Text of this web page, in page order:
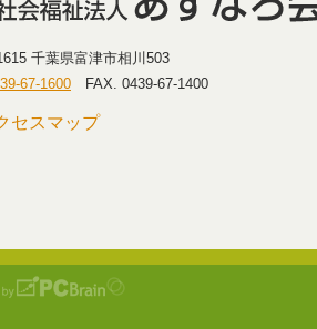
千葉県富津市相川503
67-1600 FAX. 0439-67-1400
セスマップ